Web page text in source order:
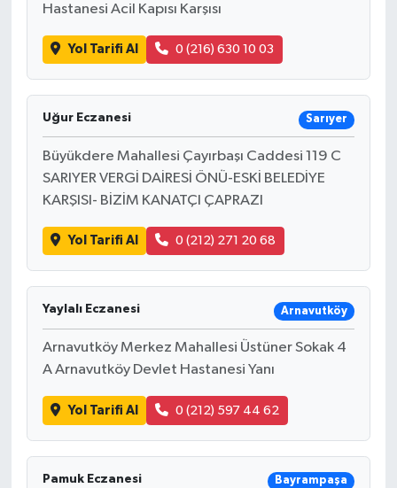
Hastanesi Acil Kapısı Karşısı
Yol Tarifi Al 0 (216) 630 10 03
Uğur Eczanesi Sarıyer
Büyükdere Mahallesi Çayırbaşı Caddesi 119 C
SARIYER VERGİ DAİRESİ ÖNÜ-ESKİ BELEDİYE
KARŞISI- BİZİM KANATÇI ÇAPRAZI
Yol Tarifi Al 0 (212) 271 20 68
Yaylalı Eczanesi Arnavutköy
Arnavutköy Merkez Mahallesi Üstüner Sokak 4
A Arnavutköy Devlet Hastanesi Yanı
Yol Tarifi Al 0 (212) 597 44 62
Pamuk Eczanesi Bayrampaşa